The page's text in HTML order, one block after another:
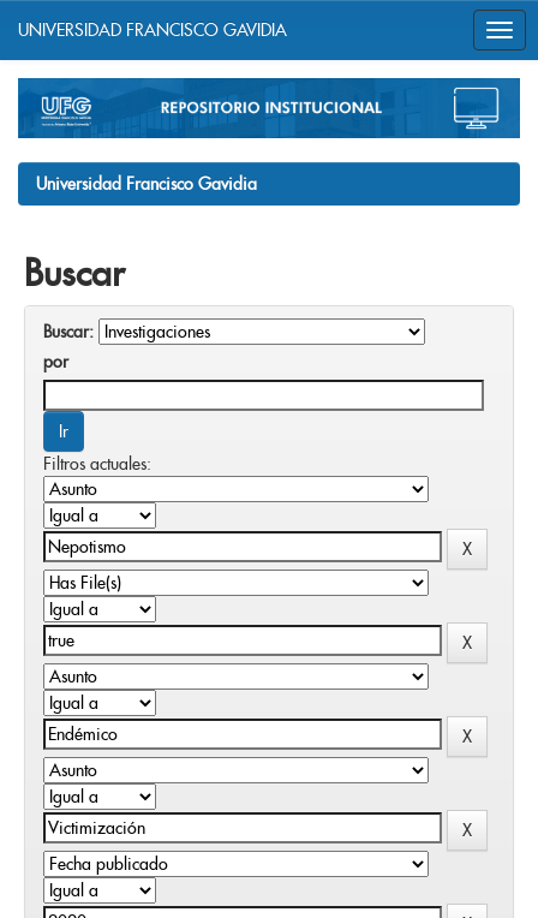
navigation
UNIVERSIDAD FRANCISCO GAVIDIA
Universidad Francisco Gavidia
Buscar
Buscar:
por
Filtros actuales: